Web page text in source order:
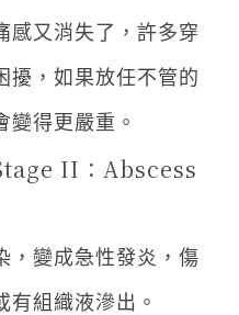
感又消失了，許多穿
擾，如果放任不管的
變得更嚴重。
II：Abscess
，變成急性發炎，傷
有組織液滲出。